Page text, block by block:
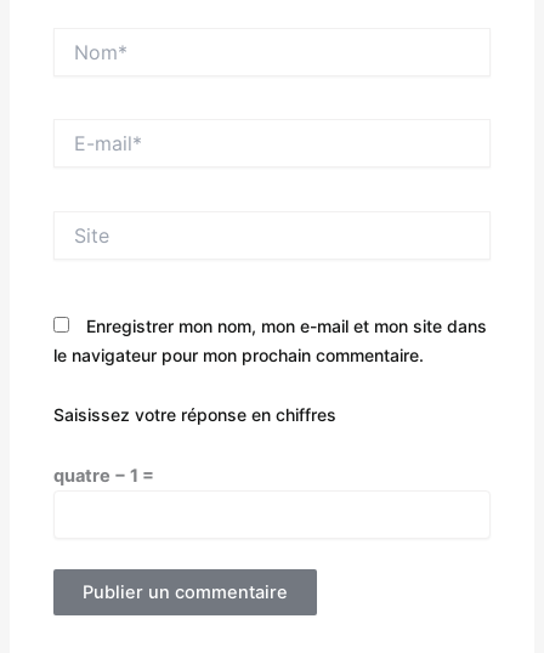
mail*
Enregistrer mon nom, mon e-mail et mon site dans
le navigateur pour mon prochain commentaire.
Saisissez votre réponse en chiffres
quatre − 1 =